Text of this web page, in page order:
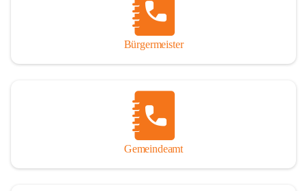
durch das Überlassen von Fotos und Dokumenten zum Gesamtbild
dieses Buches wesentlich beigetragen haben.
Der Zeitdruck war enorm, um das Werk auch zeitgerecht für das
Jubiläumsjahr abschließen zu können. Daher mag um Nachsicht
Ausführlichkeit behandelt erscheinen, oder auch der eine oder
andere Fehler unterlief. Die Autoren haben nach ihren
individuellen Möglichkeiten mit bestem Wissen und Gewissen
Bürgermeister
Gemeindeamt